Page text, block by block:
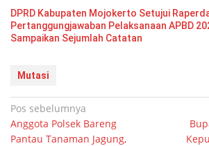
DPRD Kabupaten Mojokerto Setujui
Pertanggungjawaban Pelaksanaan APBD
Sampaikan Sejumlah Catatan
Mutasi
Navigasi
pos
Pos sebelumnya
Anggota Polsek Bareng
Pantau Tanaman Jagung,